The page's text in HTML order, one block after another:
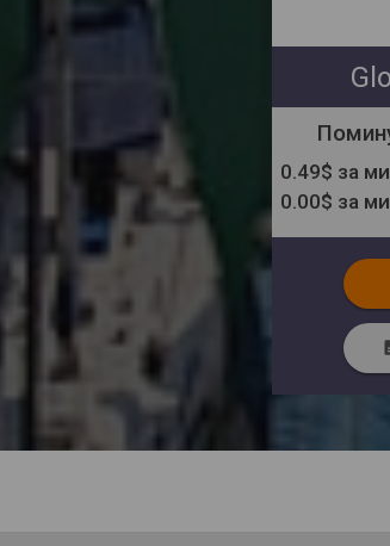
0.49$ за
0.00$ за